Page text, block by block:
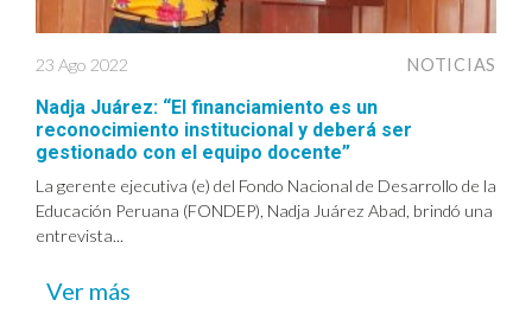
23 Ago 2022 NOTICIAS
Nadja Juárez: “El financiamiento es un
reconocimiento institucional y deberá ser
gestionado con el equipo docente”
La gerente ejecutiva (e) del Fondo Nacional de Desarrollo de la
Educación Peruana (FONDEP), Nadja Juárez Abad, brindó una
entrevista...
Ver más